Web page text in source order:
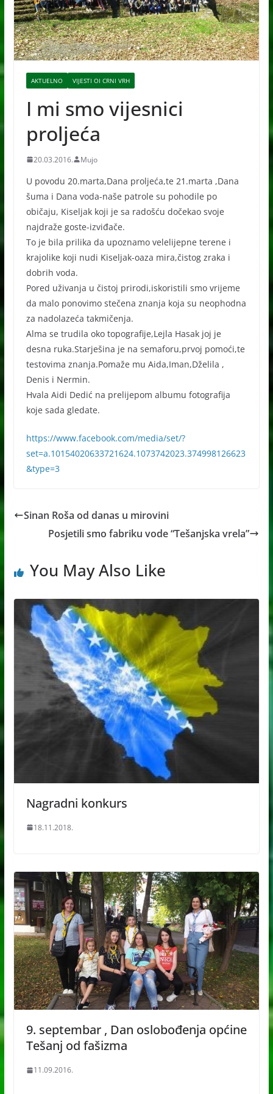
AKTUELNO VIJESTI OI CRNI VRH
I mi smo vijesnici
proljeća
20.03.2016. Mujo
U povodu 20.marta,Dana proljeća,te 21.marta ,Dana
šuma i Dana voda-naše patrole su pohodile po
običaju, Kiseljak koji je sa radošću dočekao svoje
najdraže goste-izviđače.
To je bila prilika da upoznamo velelijepne terene i
krajolike koji nudi Kiseljak-oaza mira,čistog zraka i
dobrih voda.
Pored uživanja u čistoj prirodi,iskoristili smo vrijeme
da malo ponovimo stečena znanja koja su neophodna
za nadolazeća takmičenja.
Alma se trudila oko topografije,Lejla Hasak joj je
desna ruka.Starješina je na semaforu,prvoj pomoći,te
testovima znanja.Pomaže mu Aida,Iman,Dželila ,
Denis i Nermin.
Hvala Aidi Dedić na prelijepom albumu fotografija
koje sada gledate.
https://www.facebook.com/media/set/?
set=a.10154020633721624.1073742023.374998126623
&type=3
Sinan Roša od danas u mirovini
Posjetili smo fabriku vode “Tešanjska vrela”
You May Also Like
Nagradni konkurs
18.11.2018.
9. septembar , Dan oslobođenja općine
Tešanj od fašizma
11.09.2016.